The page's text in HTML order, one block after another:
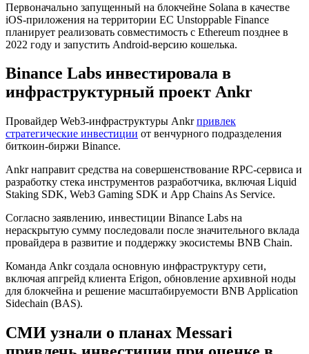
Первоначально запущенный на блокчейне Solana в качестве
iOS-приложения на территории ЕС Unstoppable Finance
планирует реализовать совместимость с Ethereum позднее в
2022 году и запустить Android-версию кошелька.
Binance Labs инвестировала в
инфраструктурный проект Ankr
Провайдер Web3-инфраструктуры Ankrпривлек
стратегические инвестиции от венчурного подразделения
биткоин-биржи Binance.
Ankr направит средства на совершенствование RPC-сервиса и
разработку стека инструментов разработчика, включая Liquid
Staking SDK, Web3 Gaming SDK и App Chains As Service.
Согласно заявлению, инвестиции Binance Labs на
нераскрытую сумму последовали после значительного вклада
провайдера в развитие и поддержку экосистемы BNB Chain.
Команда Ankr создала основную инфраструктуру сети,
включая апгрейд клиента Erigon, обновление архивной ноды
для блокчейна и решение масштабируемости BNB Application
Sidechain (BAS).
СМИ узнали о планах Messari